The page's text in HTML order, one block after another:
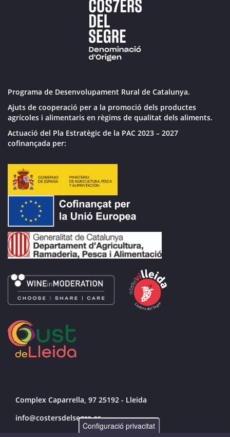
Programa de Desenvolupament Rural de Catalunya.
Ajuts de cooperació per a la promoció dels productes
agrícoles i alimentaris en règims de qualitat dels aliments.
Actuació del Pla Estratègic de la PAC 2023 – 2027
cofinançada per:
Complex Caparrella, 97 25192 - Lleida
info@costersdelsegre.es
Configuració privacitat